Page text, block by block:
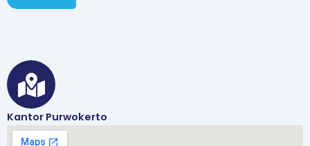
Kantor Purwokerto